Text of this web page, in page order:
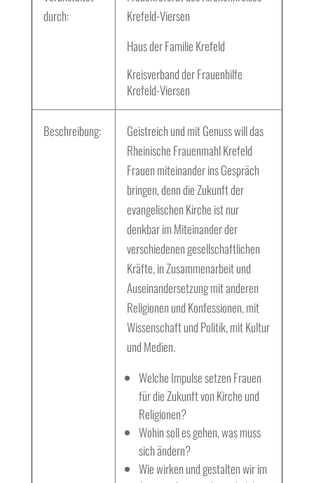
durch:
Krefeld-Viersen
Haus der Familie Krefeld
Kreisverband der Frauenhilfe
Krefeld-Viersen
Beschreibung:
Geistreich und mit Genuss will das
Rheinische Frauenmahl Krefeld
Frauen miteinander ins Gespräch
bringen, denn die Zukunft der
evangelischen Kirche ist nur
denkbar im Miteinander der
verschiedenen gesellschaftlichen
Kräfte, in Zusammenarbeit und
Auseinandersetzung mit anderen
Religionen und Konfessionen, mit
Wissenschaft und Politik, mit Kultur
und Medien.
Welche Impulse setzen Frauen
für die Zukunft von Kirche und
Religionen?
Wohin soll es gehen, was muss
sich ändern?
Wie wirken und gestalten wir im